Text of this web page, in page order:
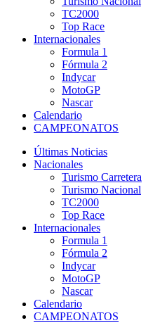
TC2000
Top Race
Internacionales
Formula 1
Fórmula 2
Indycar
MotoGP
Nascar
Calendario
CAMPEONATOS
Últimas Noticias
Nacionales
Turismo Carretera
Turismo Nacional
TC2000
Top Race
Internacionales
Formula 1
Fórmula 2
Indycar
MotoGP
Nascar
Calendario
CAMPEONATOS